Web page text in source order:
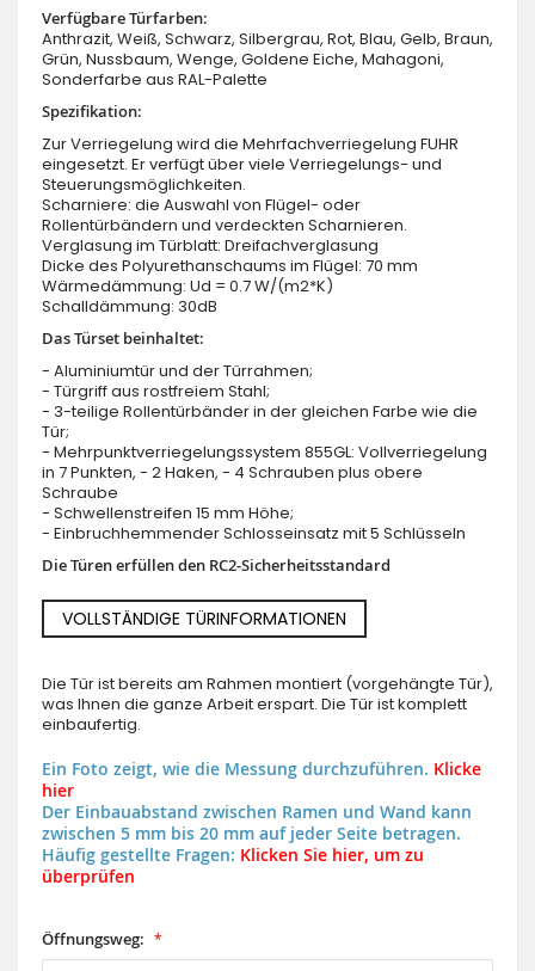
Verfügbare Türfarben:
Anthrazit, Weiß, Schwarz, Silbergrau, Rot, Blau, Gelb, Braun,
Grün, Nussbaum, Wenge, Goldene Eiche, Mahagoni,
Sonderfarbe aus RAL-Palette
Spezifikation:
Zur Verriegelung wird die Mehrfachverriegelung FUHR
eingesetzt. Er verfügt über viele Verriegelungs- und
Steuerungsmöglichkeiten.
Scharniere: die Auswahl von Flügel- oder
Rollentürbändern und verdeckten Scharnieren.
Verglasung im Türblatt: Dreifachverglasung
Dicke des Polyurethanschaums im Flügel: 70 mm
Wärmedämmung: Ud = 0.7 W/(m2*K)
Schalldämmung: 30dB
Das Türset beinhaltet:
- Aluminiumtür und der Türrahmen;
- Türgriff aus rostfreiem Stahl;
- 3-teilige Rollentürbänder in der gleichen Farbe wie die
Tür;
- Mehrpunktverriegelungssystem 855GL: Vollverriegelung
in 7 Punkten, - 2 Haken, - 4 Schrauben plus obere
Schraube
- Schwellenstreifen 15 mm Höhe;
- Einbruchhemmender Schlosseinsatz mit 5 Schlüsseln
Die Türen erfüllen den RC2-Sicherheitsstandard
VOLLSTÄNDIGE TÜRINFORMATIONEN
Die Tür ist bereits am Rahmen montiert (vorgehängte Tür),
was Ihnen die ganze Arbeit erspart. Die Tür ist komplett
einbaufertig.
Ein Foto zeigt, wie die Messung durchzuführen. Klicke
hier
Der Einbauabstand zwischen Ramen und Wand kann
zwischen 5 mm bis 20 mm auf jeder Seite betragen.
Häufig gestellte Fragen: Klicken Sie hier, um zu
überprüfen
Öffnungsweg: